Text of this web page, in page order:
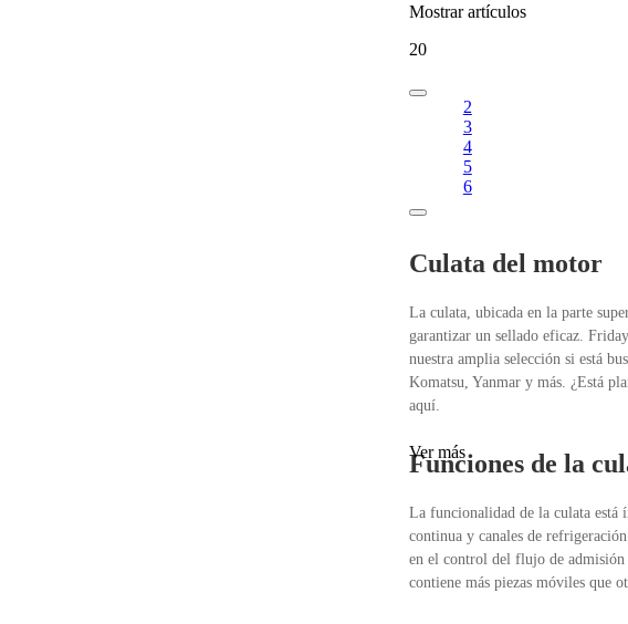
Mostrar artículos
20
2
3
4
5
6
Culata del motor
La culata, ubicada en la parte
garantizar un sellado eficaz.
nuestra amplia selección si está
Komatsu, Yanmar y más. ¿Está
aquí.
Funciones de la
La funcionalidad de la culata está
continua y canales de
en el control del flujo de admisión
contiene más piezas móviles que
Ver más